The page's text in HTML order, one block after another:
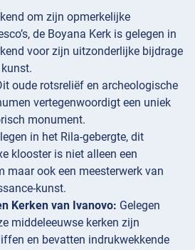
om zijn opmerkelijke
de Boyana Kerk is gelegen in
voor zijn uitzonderlijke bijdrage
oude rotsreliëf en archeologische
vertegenwoordigt een uniek
monument.
in het Rila-gebergte, dit
klooster is niet alleen een
maar ook een meesterwerk van
kunst.
Kerken van Ivanovo: Gelegen
middeleeuwse kerken zijn
en bevatten indrukwekkende